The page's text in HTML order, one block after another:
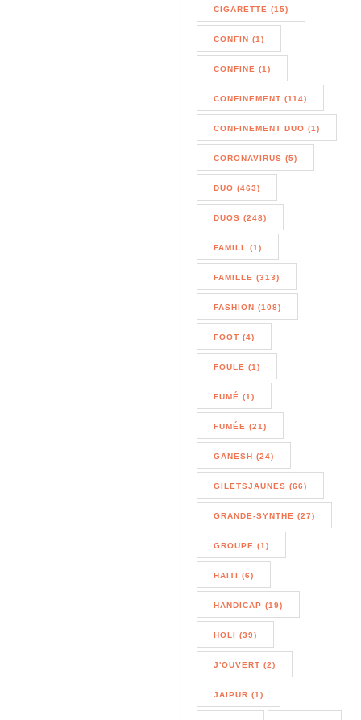
CIGARETTE (15)
CONFIN (1)
CONFINE (1)
CONFINEMENT (114)
CONFINEMENT DUO (1)
CORONAVIRUS (5)
DUO (463)
DUOS (248)
FAMILL (1)
FAMILLE (313)
FASHION (108)
FOOT (4)
FOULE (1)
FUMÉ (1)
FUMÉE (21)
GANESH (24)
GILETSJAUNES (66)
GRANDE-SYNTHE (27)
GROUPE (1)
HAITI (6)
HANDICAP (19)
HOLI (39)
J'OUVERT (2)
JAIPUR (1)